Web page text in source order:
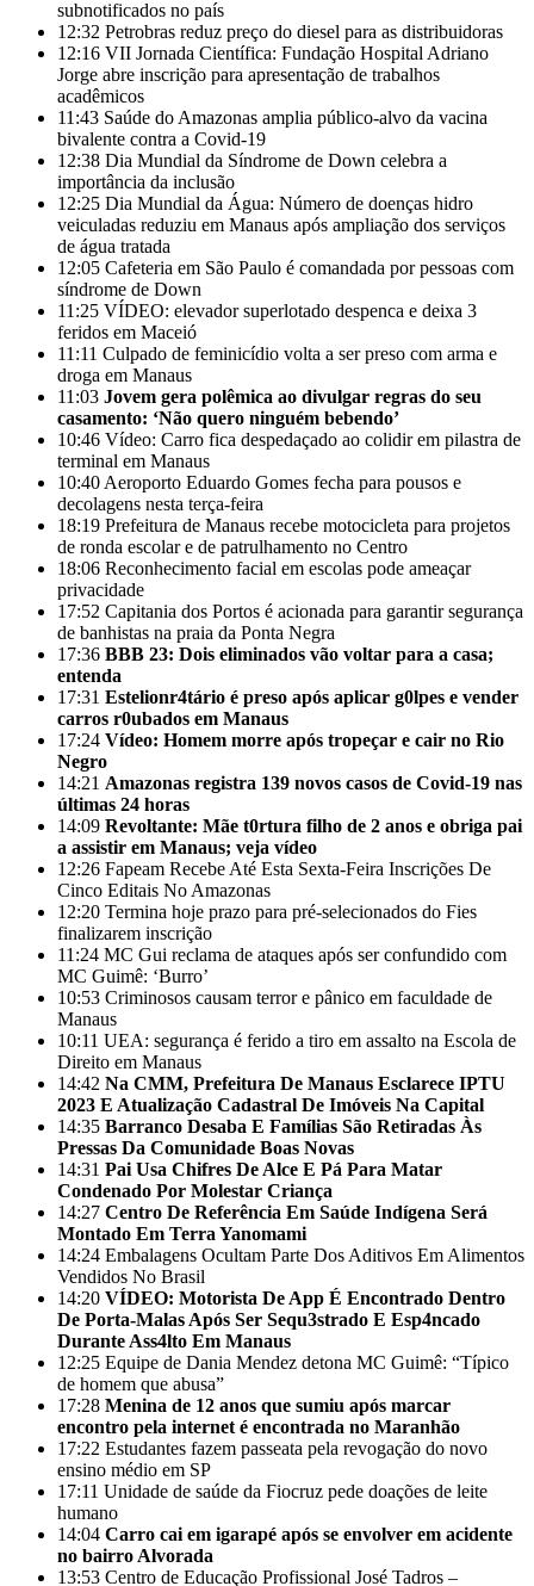
subnotificados no país
12:32 Petrobras reduz preço do diesel para as distribuidoras
12:16 VII Jornada Científica: Fundação Hospital Adriano
Jorge abre inscrição para apresentação de trabalhos
acadêmicos
11:43 Saúde do Amazonas amplia público-alvo da vacina
bivalente contra a Covid-19
12:38 Dia Mundial da Síndrome de Down celebra a
importância da inclusão
12:25 Dia Mundial da Água: Número de doenças hidro
veiculadas reduziu em Manaus após ampliação dos serviços
de água tratada
12:05 Cafeteria em São Paulo é comandada por pessoas com
síndrome de Down
11:25 VÍDEO: elevador superlotado despenca e deixa 3
feridos em Maceió
11:11 Culpado de feminicídio volta a ser preso com arma e
droga em Manaus
11:03 Jovem gera polêmica ao divulgar regras do seu
casamento: ‘Não quero ninguém bebendo’
10:46 Vídeo: Carro fica despedaçado ao colidir em pilastra de
terminal em Manaus
10:40 Aeroporto Eduardo Gomes fecha para pousos e
decolagens nesta terça-feira
18:19 Prefeitura de Manaus recebe motocicleta para projetos
de ronda escolar e de patrulhamento no Centro
18:06 Reconhecimento facial em escolas pode ameaçar
privacidade
17:52 Capitania dos Portos é acionada para garantir segurança
de banhistas na praia da Ponta Negra
17:36 BBB 23: Dois eliminados vão voltar para a casa;
entenda
17:31 Estelionr4tário é preso após aplicar g0lpes e vender
carros r0ubados em Manaus
17:24 Vídeo: Homem morre após tropeçar e cair no Rio
Negro
14:21 Amazonas registra 139 novos casos de Covid-19 nas
últimas 24 horas
14:09 Revoltante: Mãe t0rtura filho de 2 anos e obriga pai
a assistir em Manaus; veja vídeo
12:26 Fapeam Recebe Até Esta Sexta-Feira Inscrições De
Cinco Editais No Amazonas
12:20 Termina hoje prazo para pré-selecionados do Fies
finalizarem inscrição
11:24 MC Gui reclama de ataques após ser confundido com
MC Guimê: ‘Burro’
10:53 Criminosos causam terror e pânico em faculdade de
Manaus
10:11 UEA: segurança é ferido a tiro em assalto na Escola de
Direito em Manaus
14:42 Na CMM, Prefeitura De Manaus Esclarece IPTU
2023 E Atualização Cadastral De Imóveis Na Capital
14:35 Barranco Desaba E Famílias São Retiradas Às
Pressas Da Comunidade Boas Novas
14:31 Pai Usa Chifres De Alce E Pá Para Matar
Condenado Por Molestar Criança
14:27 Centro De Referência Em Saúde Indígena Será
Montado Em Terra Yanomami
14:24 Embalagens Ocultam Parte Dos Aditivos Em Alimentos
Vendidos No Brasil
14:20 VÍDEO: Motorista De App É Encontrado Dentro
De Porta-Malas Após Ser Sequ3strado E Esp4ncado
Durante Ass4lto Em Manaus
12:25 Equipe de Dania Mendez detona MC Guimê: “Típico
de homem que abusa”
17:28 Menina de 12 anos que sumiu após marcar
encontro pela internet é encontrada no Maranhão
17:22 Estudantes fazem passeata pela revogação do novo
ensino médio em SP
17:11 Unidade de saúde da Fiocruz pede doações de leite
humano
14:04 Carro cai em igarapé após se envolver em acidente
no bairro Alvorada
13:53 Centro de Educação Profissional José Tadros –